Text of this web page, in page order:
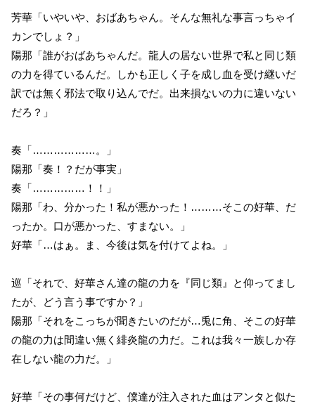
芳華「いやいや、おばあちゃん。そんな無礼な事言っちゃイ
カンでしょ？」
陽那「誰がおばあちゃんだ。龍人の居ない世界で私と同じ類
の力を得ているんだ。しかも正しく子を成し血を受け継いだ
訳では無く邪法で取り込んでだ。出来損ないの力に違いない
だろ？」
奏「………………。」
陽那「奏！？だが事実」
奏「……………！！」
陽那「わ、分かった！私が悪かった！………そこの好華、だ
ったか。口が悪かった、すまない。」
好華「…はぁ。ま、今後は気を付けてよね。」
巡「それで、好華さん達の龍の力を『同じ類』と仰ってまし
たが、どう言う事ですか？」
陽那「それをこっちが聞きたいのだが…兎に角、そこの好華
の龍の力は間違い無く緋炎龍の力だ。これは我々一族しか存
在しない龍の力だ。」
好華「その事何だけど、僕達が注入された血はアンタと似た